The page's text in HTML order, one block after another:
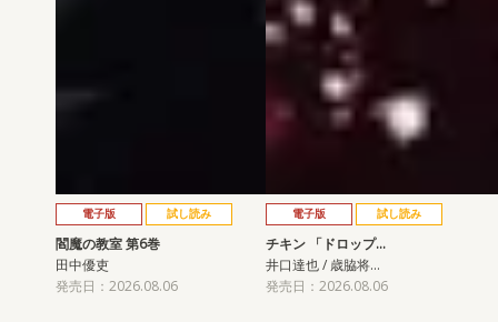
電子版 試し読み
閻魔の教室 第6巻
田中優吏
発売日：2026.08.06
電子版 試し読み
チキン 「ドロップ…
井口達也 / 歳脇将…
発売日：2026.08.06